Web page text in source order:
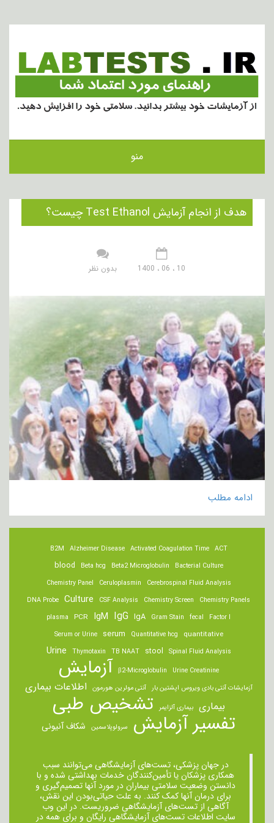
منو
هدف از انجام آزمایش Test Ethanol چیست؟
10 ، 06 ، 1400 بدون نظر
ادامه مطلب
ACT
Activated Coagulation Time
Alzheimer Disease
B2M
Bacterial Culture
Beta2 Microglobulin
Beta hcg
blood
Cerebrospinal Fluid Analysis
Ceruloplasmin
Chemistry Panel
Chemistry Panels
Chemistry Screen
CSF Analysis
Culture
DNA Probe
Factor I
fecal
Gram Stain
IgA
IgG
IgM
PCR
plasma
quantitative
Quantitative hcg
serum
Serum or Urine
Spinal Fluid Analysis
stool
TB NAAT
Thymotaxin
Urine
Urine Creatinine
β2-Microglobulin آزمایش
آزمایشات آنتی بادی ویروس اپشتین بار آنتی مولرین هورمون اطلاعات بیماری
بیماری بیماری آلزایمر تشخیص طبی
تفسیر آزمایش سرولوپلاسمین شکاف آنیونی
در جهان پزشکی، تست‌های آزمایشگاهی می‌توانند سبب
همکاری پزشکان یا تأمین‌کنندگان خدمات بهداشتی شده و با
دانستن وضعیت سلامتی بیماران در مورد آنها تصمیم‌گیری و
برای درمان ‌آنها کمک کنند. به علت حیاتی‌بودن این نقش،
آگاهی از تست‌های آزمایشگاهی ضروریست. در این وب
سایت اطلاعات تست‌های آزمایشگاهی رایگان و برای همه در